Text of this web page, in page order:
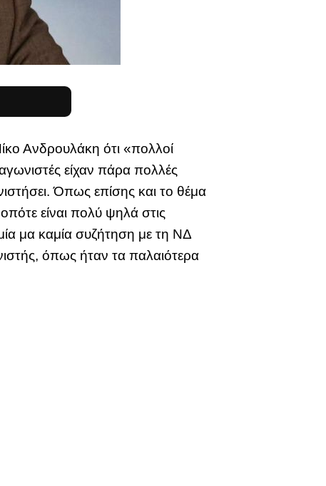
Ανδρουλάκη ότι «πολλοί
είχαν πάρα πολλές
Όπως επίσης και το θέμα
είναι πολύ ψηλά στις
μα καμία συζήτηση με τη ΝΔ
όπως ήταν τα παλαιότερα